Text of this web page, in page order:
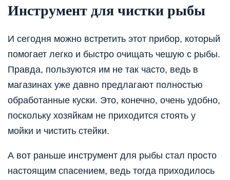
Инструмент для чистки рыбы
И сегодня можно встретить этот прибор, который
помогает легко и быстро очищать чешую с рыбы.
Правда, пользуются им не так часто, ведь в
магазинах уже давно предлагают полностью
обработанные куски. Это, конечно, очень удобно,
поскольку хозяйкам не приходится стоять у
мойки и чистить стейки.
А вот раньше инструмент для рыбы стал просто
настоящим спасением, ведь тогда приходилось